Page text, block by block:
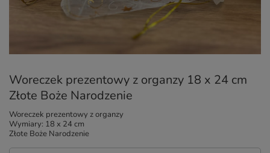
Woreczek prezentowy z organzy 18 x 24 cm
Złote Boże Narodzenie
Woreczek prezentowy z organzy
Wymiary: 18 x 24 cm
Złote Boże Narodzenie